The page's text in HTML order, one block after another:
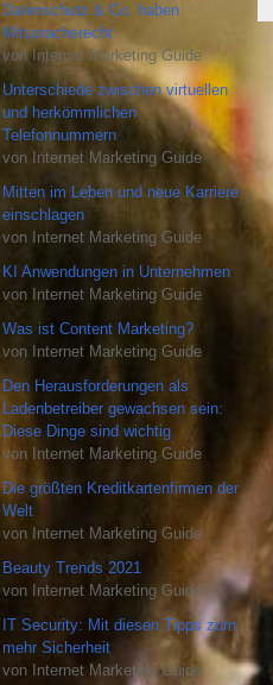
Datenschutz & Co. haben
Mitspracherecht
von Internet Marketing Guide
Unterschiede zwischen virtuellen
und herkömmlichen
Telefonnummern
von Internet Marketing Guide
Mitten im Leben und neue Karriere
einschlagen
von Internet Marketing Guide
KI Anwendungen in Unternehmen
von Internet Marketing Guide
Was ist Content Marketing?
von Internet Marketing Guide
Den Herausforderungen als
Ladenbetreiber gewachsen sein:
Diese Dinge sind wichtig
von Internet Marketing Guide
Die größten Kreditkartenfirmen der
Welt
von Internet Marketing Guide
Beauty Trends 2021
von Internet Marketing Guide
IT Security: Mit diesen Tipps zum
mehr Sicherheit
von Internet Marketing Guide